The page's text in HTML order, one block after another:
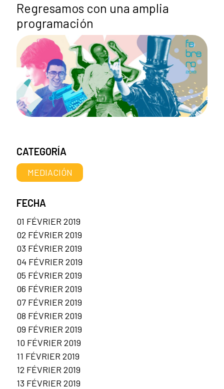
Regresamos con una amplia
programación
CATEGORÍA
MEDIACIÓN
FECHA
01 FÉVRIER 2019
02 FÉVRIER 2019
03 FÉVRIER 2019
04 FÉVRIER 2019
05 FÉVRIER 2019
06 FÉVRIER 2019
07 FÉVRIER 2019
08 FÉVRIER 2019
09 FÉVRIER 2019
10 FÉVRIER 2019
11 FÉVRIER 2019
12 FÉVRIER 2019
13 FÉVRIER 2019